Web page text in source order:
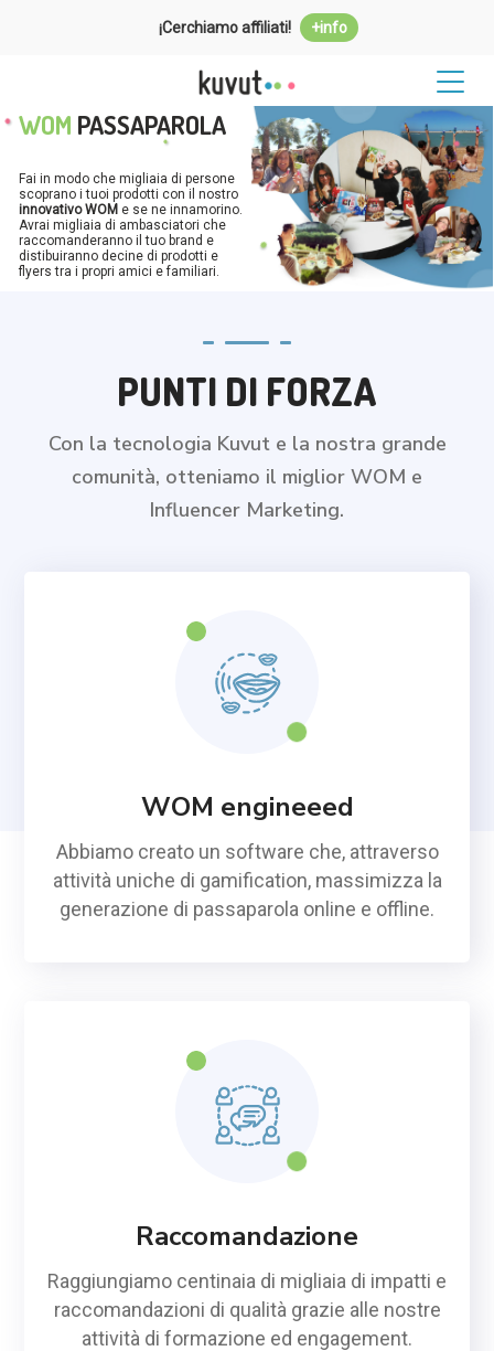
¡Cerchiamo affiliati! +info
Fai in modo che migliaia di persone
scoprano i tuoi prodotti con il nostro
innovativo WOM e se ne innamorino.
Avrai migliaia di ambasciatori che
raccomanderanno il tuo brand e
distibuiranno decine di prodotti e
flyers tra i propri amici e familiari.
WOM PASSAPAROLA
PUNTI DI FORZA
Con la tecnologia Kuvut e la nostra grande
comunità, otteniamo il miglior WOM e
Influencer Marketing.
WOM engineeed
Abbiamo creato un software che, attraverso
attività uniche di gamification, massimizza la
generazione di passaparola online e offline.
Raccomandazione
Raggiungiamo centinaia di migliaia di impatti e
raccomandazioni di qualità grazie alle nostre
attività di formazione ed engagement.